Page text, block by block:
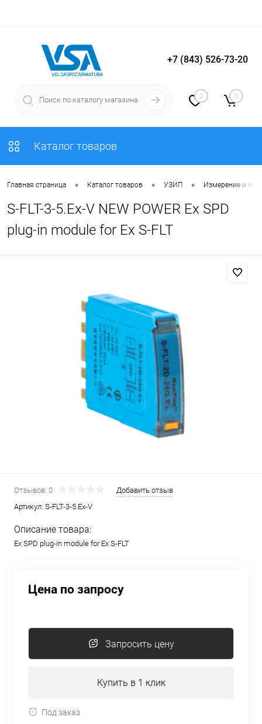
Вход Регистрация
+7 (843) 526-73-20
0 0
Каталог товаров
Главная страница • Каталог товаров • УЗИП • Измерение и
S-FLT-3-5.Ex-V NEW POWER Ex SPD
plug-in module for Ex S-FLT
Отзывов: 0
Добавить отзыв
Артикул: S-FLT-3-5.Ex-V
Описание товара:
Ex SPD plug-in module for Ex S-FLT
Цена по запросу
Запросить цену
Купить в 1 клик
Под заказ